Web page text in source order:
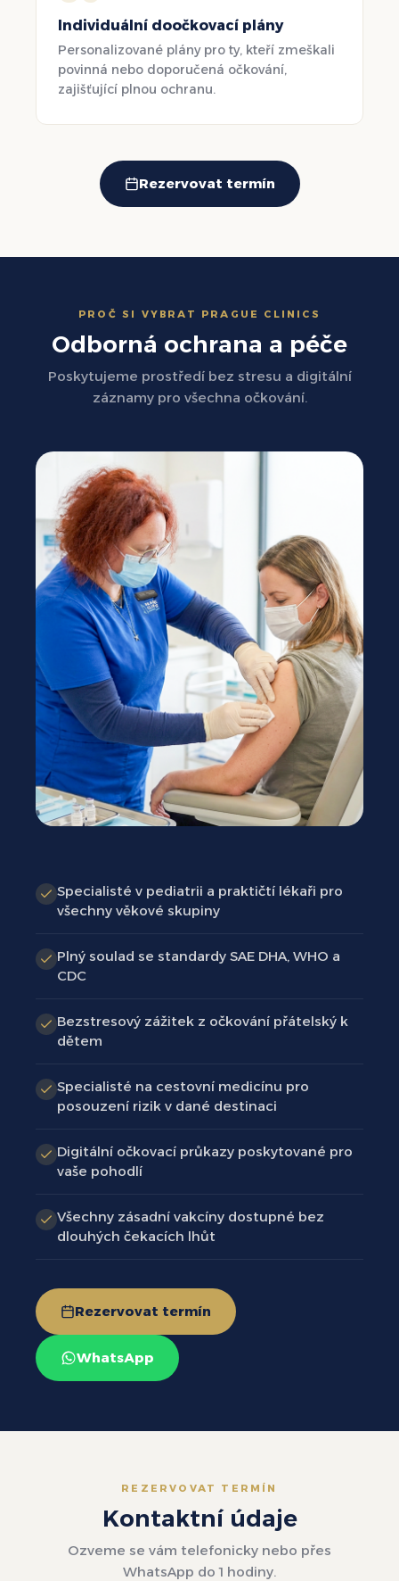
Individuální doočkovací plány
Personalizované plány pro ty, kteří zmeškali
povinná nebo doporučená očkování,
zajišťující plnou ochranu.
Rezervovat termín
PROČ SI VYBRAT PRAGUE CLINICS
Odborná ochrana a péče
Poskytujeme prostředí bez stresu a digitální
záznamy pro všechna očkování.
Specialisté v pediatrii a praktičtí lékaři pro
všechny věkové skupiny
Plný soulad se standardy SAE DHA, WHO a
CDC
Bezstresový zážitek z očkování přátelský k
dětem
Specialisté na cestovní medicínu pro
posouzení rizik v dané destinaci
Digitální očkovací průkazy poskytované pro
vaše pohodlí
Všechny zásadní vakcíny dostupné bez
dlouhých čekacích lhůt
Rezervovat termín
WhatsApp
REZERVOVAT TERMÍN
Kontaktní údaje
Ozveme se vám telefonicky nebo přes
WhatsApp do 1 hodiny.